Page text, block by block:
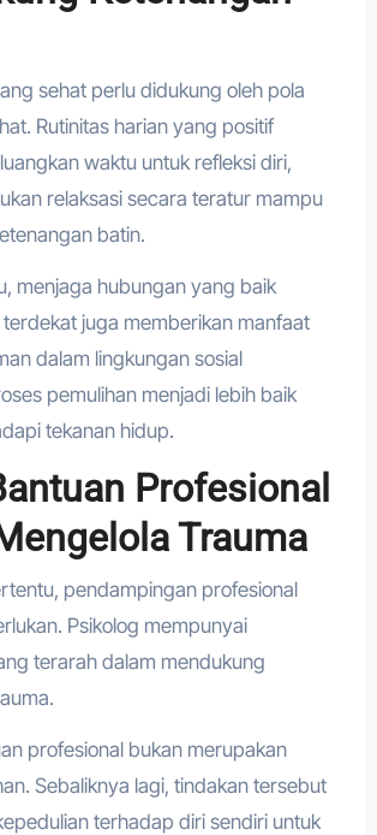
sehat perlu didukung oleh pola
Rutinitas harian yang positif
waktu untuk refleksi diri,
relaksasi secara teratur mampu
batin.
menjaga hubungan yang baik
juga memberikan manfaat
dalam lingkungan sosial
pemulihan menjadi lebih baik
tekanan hidup.
Profesional
Trauma
pendampingan profesional
Psikolog mempunyai
terarah dalam mendukung
profesional bukan merupakan
Sebaliknya lagi, tindakan tersebut
terhadap diri sendiri untuk